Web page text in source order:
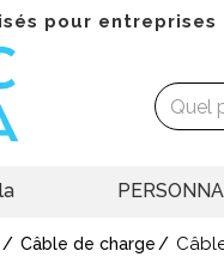
pour entreprises
Câble de charge